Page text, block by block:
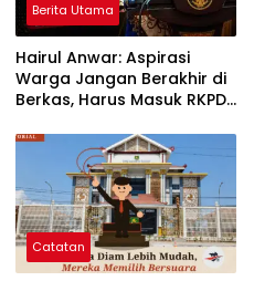
Berita Utama
Hairul Anwar: Aspirasi
Warga Jangan Berakhir di
Berkas, Harus Masuk RKPD
Catatan